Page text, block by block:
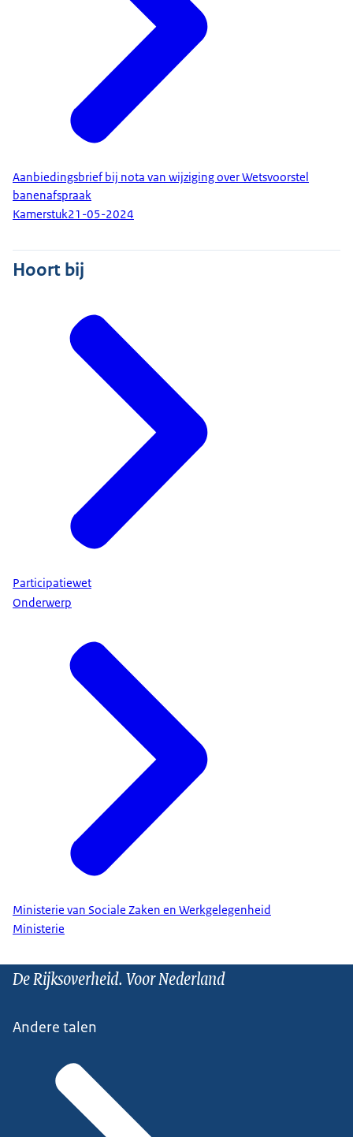
Aanbiedingsbrief bij nota van wijziging over Wetsvoorstel
banenafspraak
Kamerstuk21-05-2024
Hoort bij
Participatiewet
Onderwerp
Ministerie van Sociale Zaken en Werkgelegenheid
Ministerie
De Rijksoverheid. Voor Nederland
Andere talen